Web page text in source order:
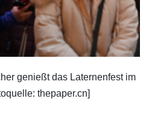
genießt das Laternenfest im
thepaper.cn]